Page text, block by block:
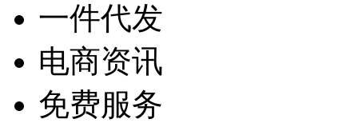
一件代发
电商资讯
免费服务